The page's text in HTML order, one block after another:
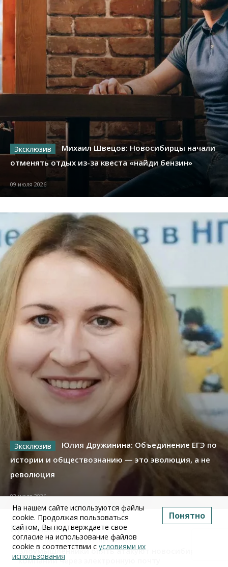
Михаил Швецов: Новосибирцы начали
отменять отдых из-за квеста «найди бензин»
09 июля 2026
Юлия Дружинина: Объединение ЕГЭ по
истории и обществознанию — это эволюция, а не
революция
02 июля 2026
Про Бизнес
Бизнес Право&Порядок ПроБизнес
Злоумышленники опять атакуют новосибирские
компании через электронную почту
На нашем сайте используются файлы
cookie. Продолжая пользоваться
сайтом, Вы подтверждаете свое
согласие на использование файлов
cookie в соответствии с условиями их
использования
Понятно